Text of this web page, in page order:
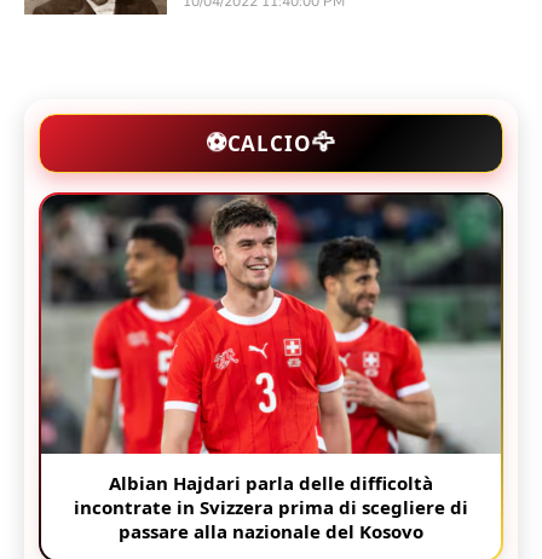
⚽CALCIO🦅
Albian Hajdari parla delle difficoltà
incontrate in Svizzera prima di scegliere di
passare alla nazionale del Kosovo